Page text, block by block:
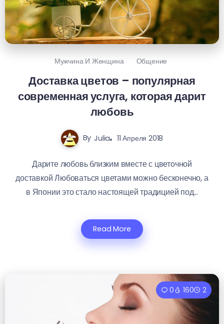
Мужчина И Женщина Общение
Доставка цветов – популярная
современная услуга, которая дарит
любовь
By Julia 11 Апреля 2018
Дарите любовь близким вместе с цветочной
доставкой Любоваться цветами можно бесконечно, а
в Японии это стало настоящей традицией под...
Read More
0 160 2